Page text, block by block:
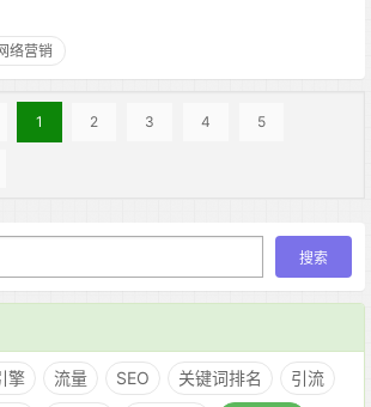
络营销
1 2 3 4 5
擎 流量 SEO 关键词排名
引流